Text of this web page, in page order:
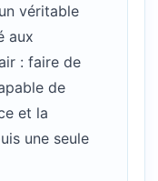
véritable
aux
: faire de
de
et la
une seule